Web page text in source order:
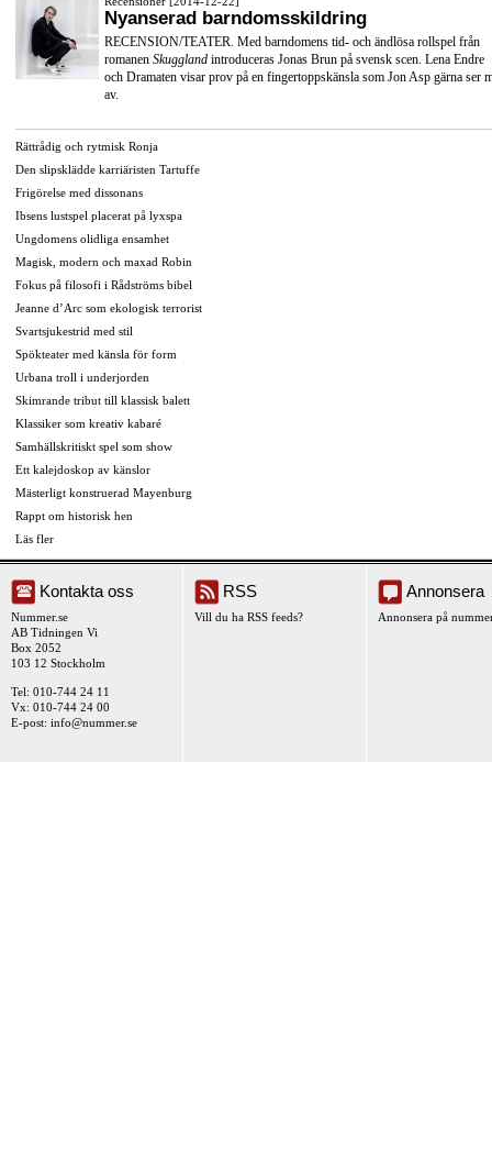
Nyanserad barndomsskildring
RECENSION/TEATER. Med barndomens tid- och ändlösa rollspel från
romanen Skuggland introduceras Jonas Brun på svensk scen. Lena Endre
och Dramaten visar prov på en fingertoppskänsla som Jon Asp gärna ser
av.
Rättrådig och rytmisk Ronja
Den slipsklädde karriäristen Tartuffe
Frigörelse med dissonans
Ibsens lustspel placerat på lyxspa
Ungdomens olidliga ensamhet
Magisk, modern och maxad Robin
Fokus på filosofi i Rådströms bibel
Jeanne d’Arc som ekologisk terrorist
Svartsjukestrid med stil
Spökteater med känsla för form
Urbana troll i underjorden
Skimrande tribut till klassisk balett
Klassiker som kreativ kabaré
Samhällskritiskt spel som show
Ett kalejdoskop av känslor
Mästerligt konstruerad Mayenburg
Rappt om historisk hen
Läs fler
Kontakta oss
Nummer.se
AB Tidningen Vi
Box 2052
103 12 Stockholm
Tel: 010-744 24 11
Vx: 010-744 24 00
E-post: info@nummer.se
RSS
Vill du ha RSS feeds?
Annonsera
Annonsera på